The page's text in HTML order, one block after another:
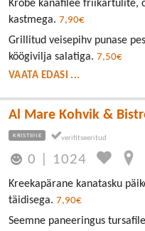
Krõbe kanafilee friikartulite,
kastmega. 7,90€
Grillitud veisepihv punase
köögivilja salatiga. 7,50€
VAATA EDASI ...
Al Mare Kohvik &
KRISTIINE
0 1024
Kreekapärane kanatasku
täidisega. 7,90€
Seemne paneeringus